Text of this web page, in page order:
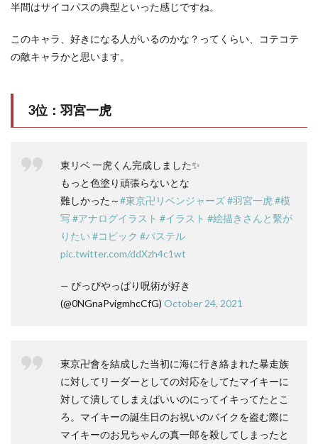
半間はサイコパスの典型といった感じですね。
このキャラ、好きになる人がいるのかな？ってくらい、コテコテ
の敵キャラかと思います。
3位：羽宮一虎
東リベ 一虎くん完成しました✨
もっと色塗り頑張らないとな
難しかった～#東京卍リベンジャーズ#羽宮一虎 #模
写 #アナログイラスト #イラスト #絵描きさんと繫が
りたい #コピック #パステル
pic.twitter.com/ddXzh4c1wt
— ぴっぴやっぱり呪術が好き
(@0NGnaPvigmhcCfG) October 24, 2021
東京卍會を結成した当初に海に行き絡まれた暴走族
に対してリーダーとしての対応をしてたマイキーに
対して潰してしまえばいいのにってイキってたとこ
ろ。マイキーの誕生日のお祝いのバイクを盗む際に
マイキーのお兄ちゃんの真一郎を殺してしまったと